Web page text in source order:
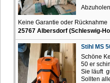
Keine Garantie oder Rücknahme
25767 Albersdorf (Schleswig-
Stihl MS
Schöne
50 er
Sie läuft
Sollten